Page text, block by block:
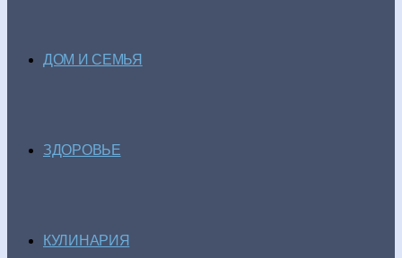
ДОМ И СЕМЬЯ
ЗДОРОВЬЕ
КУЛИНАРИЯ